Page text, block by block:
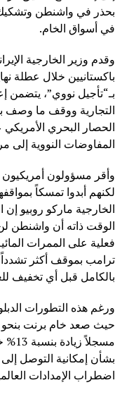
بحذر في واشنطن
في أسواق الخام.
وقدم وزير الخارجية
باكستانيين خلال عطلة
بـ“تأجيل نووي”، يتضمن
التجارية ووقف ما وصف
الحصار البحري الأمريكي
المفاوضات النووية إلى
وأقر مسؤولون أمريكيون
لكنهم أبدوا تمسكاً
الخارجية ماركو روبيو
الوقت ذاته أن واشنطن
فعلية على الممرات
ترامب بموقف أكثر
بالكامل قبل أي تخفيف
ورغم هذه التطورات
بشأن إمكانية التوصل
اضطراب الإمدادات